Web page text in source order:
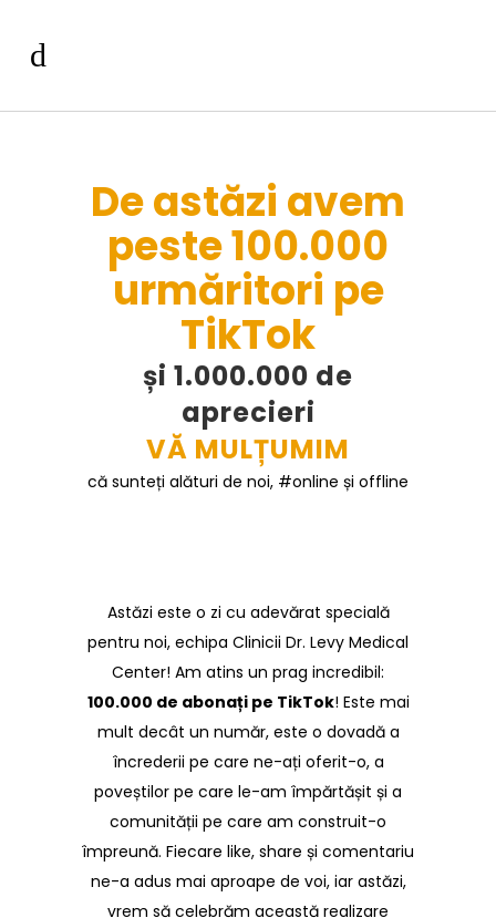
De astăzi avem
peste 100.000
urmăritori pe
TikTok
și 1.000.000 de
aprecieri
VĂ MULȚUMIM
că sunteți alături de noi, #online și offline
Astăzi este o zi cu adevărat specială
pentru noi, echipa Clinicii Dr. Levy Medical
Center! Am atins un prag incredibil:
100.000 de abonați pe TikTok! Este mai
mult decât un număr, este o dovadă a
încrederii pe care ne-ați oferit-o, a
poveștilor pe care le-am împărtășit și a
comunității pe care am construit-o
împreună. Fiecare like, share și comentariu
ne-a adus mai aproape de voi, iar astăzi,
vrem să celebrăm această realizare